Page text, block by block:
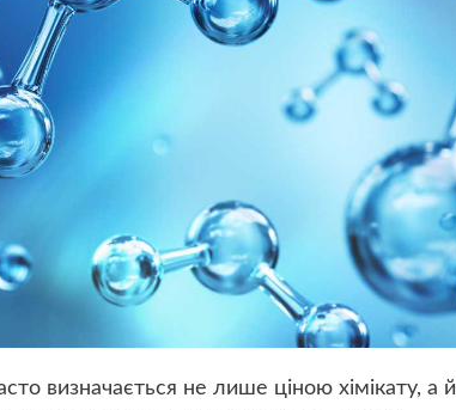
визначається не лише ціною хімікату, а й